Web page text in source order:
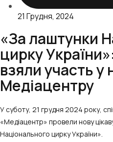
21 Грудня, 2024
«За лаштунки
цирку
взяли участь у
Медіацентру
У суботу, 21 грудня 2024 року,
«Медіацентр» провели нову
Національного цирку України».